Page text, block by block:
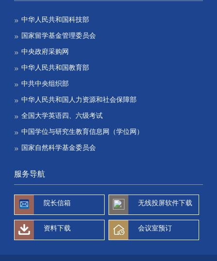
中华人民共和国科技部
国家留学基金管理委员会
中央政府采购网
中华人民共和国教育部
中共中央组织部
中华人民共和国人力资源和社会保障部
全国大学英语四、六级考试
中国学位与研究生教育信息网（学位网）
国家自然科学基金委员会
服务导航
院长信箱 无线投屏软件下载
资料下载 会议室预订